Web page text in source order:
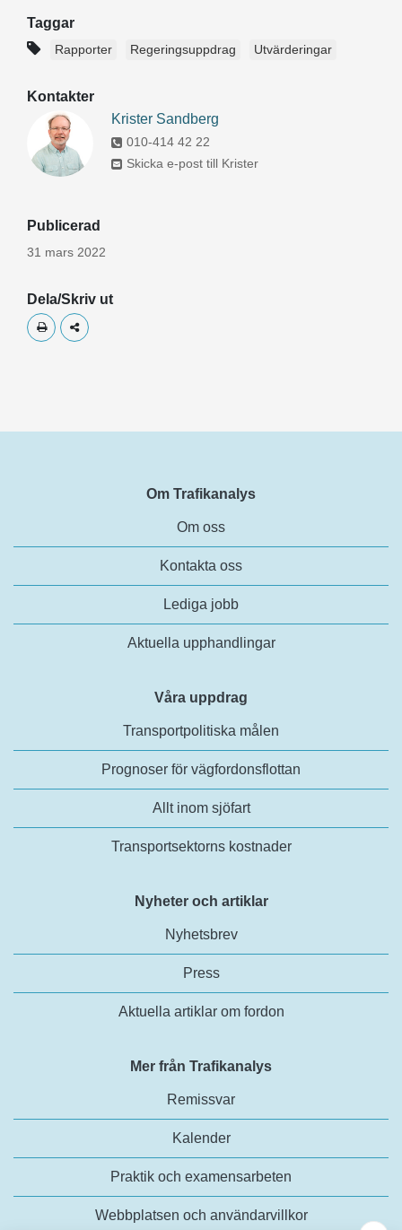
Taggar
Rapporter Regeringsuppdrag Utvärderingar
Kontakter
Krister Sandberg
010-414 42 22
Skicka e-post till Krister
Publicerad
31 mars 2022
Dela/Skriv ut
Skriv utDela
Om Trafikanalys
Om oss
Kontakta oss
Lediga jobb
Aktuella upphandlingar
Våra uppdrag
Transportpolitiska målen
Prognoser för vägfordonsflottan
Allt inom sjöfart
Transportsektorns kostnader
Nyheter och artiklar
Nyhetsbrev
Press
Aktuella artiklar om fordon
Mer från Trafikanalys
Remissvar
Kalender
Praktik och examensarbeten
Webbplatsen och användarvillkor